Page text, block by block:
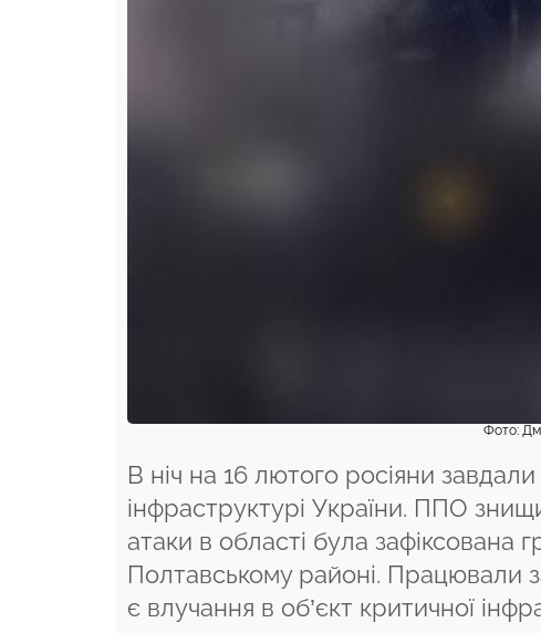
Фото:
В ніч на 16 лютого росіяни
інфраструктурі України. ППО
атаки в області була
Полтавському районі. Працювали
є влучання в об’єкт критичної